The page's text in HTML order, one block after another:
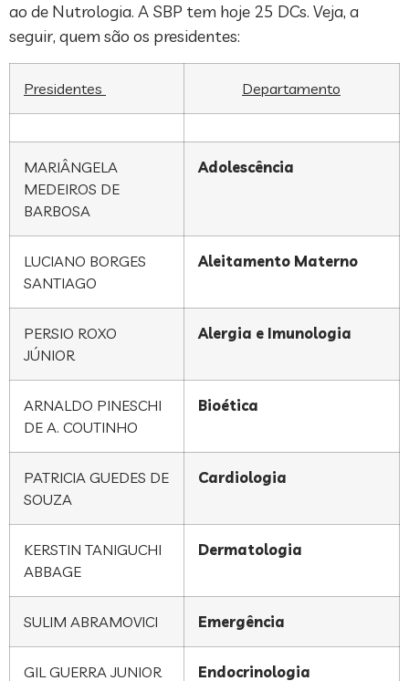
ao de Nutrologia. A SBP tem hoje 25 DCs. Veja, a
seguir, quem são os presidentes:
Presidentes Departamento
MARIÂNGELA
MEDEIROS DE
BARBOSA
Adolescência
LUCIANO BORGES
SANTIAGO
Aleitamento Materno
PERSIO ROXO
JÚNIOR
Alergia e Imunologia
ARNALDO PINESCHI
DE A. COUTINHO
Bioética
PATRICIA GUEDES DE
SOUZA
Cardiologia
KERSTIN TANIGUCHI
ABBAGE
Dermatologia
SULIM ABRAMOVICI Emergência
GIL GUERRA JUNIOR Endocrinologia